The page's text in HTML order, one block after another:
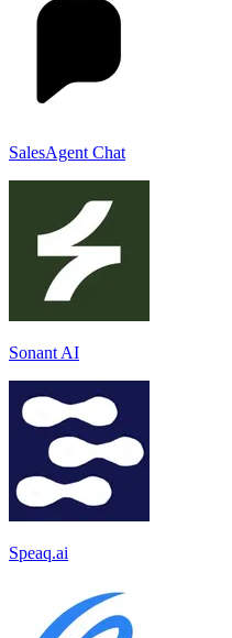
SalesAgent Chat
Sonant AI
Speaq.ai